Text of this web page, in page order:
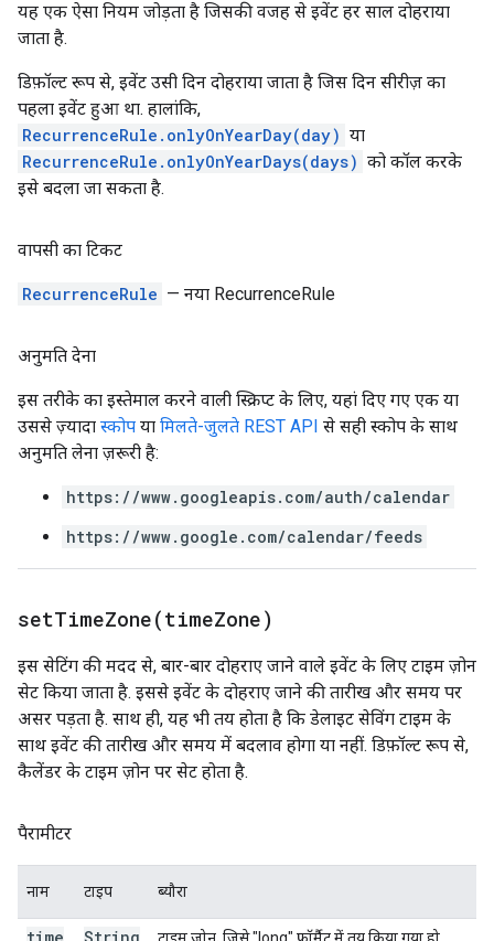
यह एक ऐसा नियम जोड़ता है जिसकी वजह से इवेंट हर साल दोहराया
जाता है.
डिफ़ॉल्ट रूप से, इवेंट उसी दिन दोहराया जाता है जिस दिन सीरीज़ का
पहला इवेंट हुआ था. हालांकि,
RecurrenceRule.onlyOnYearDay(day) या
RecurrenceRule.onlyOnYearDays(days) को कॉल करके
इसे बदला जा सकता है.
वापसी का टिकट
RecurrenceRule — नया RecurrenceRule
अनुमति देना
इस तरीके का इस्तेमाल करने वाली स्क्रिप्ट के लिए, यहां दिए गए एक या
उससे ज़्यादा स्कोप या मिलते-जुलते REST API से सही स्कोप के साथ
अनुमति लेना ज़रूरी है:
https://www.googleapis.com/auth/calendar
https://www.google.com/calendar/feeds
setTimeZone(timeZone)
इस सेटिंग की मदद से, बार-बार दोहराए जाने वाले इवेंट के लिए टाइम ज़ोन
सेट किया जाता है. इससे इवेंट के दोहराए जाने की तारीख और समय पर
असर पड़ता है. साथ ही, यह भी तय होता है कि डेलाइट सेविंग टाइम के
साथ इवेंट की तारीख और समय में बदलाव होगा या नहीं. डिफ़ॉल्ट रूप से,
कैलेंडर के टाइम ज़ोन पर सेट होता है.
पैरामीटर
नाम टाइप ब्यौरा